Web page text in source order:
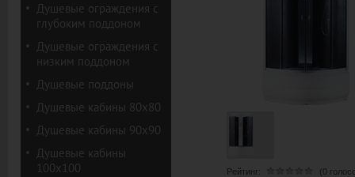
Рейтинг: (0
Душевые ограждения с
глубоким поддоном
Душевые ограждения с
низким поддоном
Душевые поддоны
Душевые кабины 80х80
Душевые кабины 90х90
Душевые кабины
100х100